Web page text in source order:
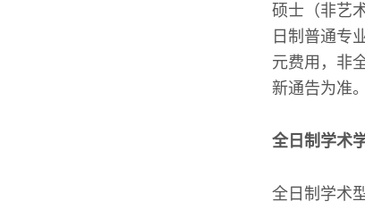
硕士（非艺
日制普通专
元费用，非
新通告为准。
全日制学术
全日制学术